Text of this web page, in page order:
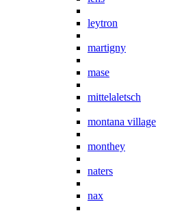
leytron
martigny
mase
mittelaletsch
montana village
monthey
naters
nax